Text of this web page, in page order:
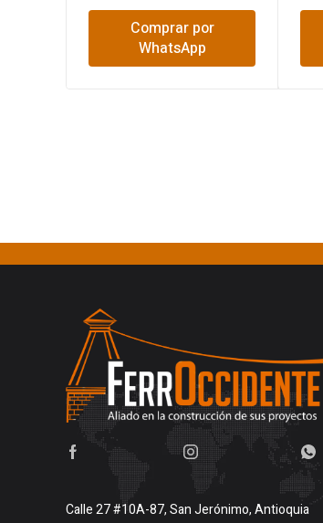
Comprar por
WhatsApp
Calle 27 #10A-87, San Jerónimo, Antioquia